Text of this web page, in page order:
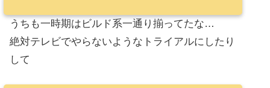
うちも一時期はビルド系一通り揃ってたな…
絶対テレビでやらないようなトライアルにしたり
して